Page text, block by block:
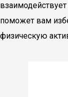
поможет вам
физическую